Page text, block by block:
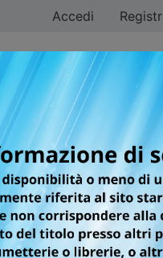
Accedi
SEQUEL
BOYS'